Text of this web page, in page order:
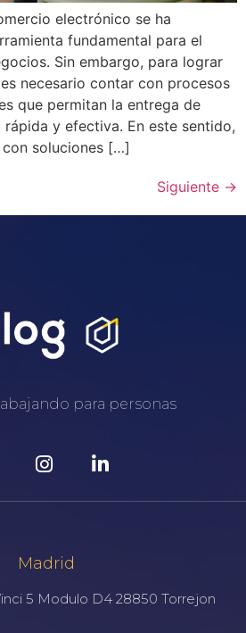
electrónico se ha
fundamental para el
Sin embargo, para lograr
necesario contar con procesos
que permitan la entrega de
y efectiva. En este sentido,
soluciones […]
Siguiente →
para personas
Madrid
5 Modulo D4 28850 Torrejon